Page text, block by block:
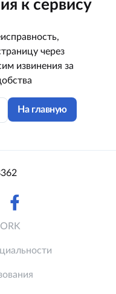
к сервису
через
извинения за
На главную